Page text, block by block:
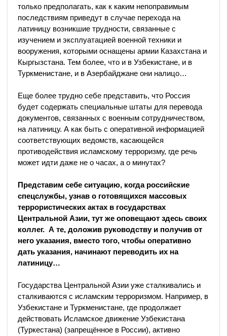
только предполагать, как к каким непоправимым
последствиям приведут в случае перехода на
латиницу возникшие трудности, связанные с
изучением и эксплуатацией военной техники и
вооружения, которыми оснащены армии Казахстана и
Кыргызстана. Тем более, что и в Узбекистане, и в
Туркменистане, и в Азербайджане они налицо…
Еще более трудно себе представить, что Россия
будет содержать специальные штаты для перевода
документов, связанных с военным сотрудничеством,
на латиницу. А как быть с оперативной информацией
соответствующих ведомств, касающейся
противодействия исламскому терроризму, где речь
может идти даже не о часах, а о минутах?
Представим себе ситуацию, когда российские
спецслужбы, узнав о готовящихся массовых
террористических актах в государствах
Центральной Азии, тут же оповещают здесь своих
коллег. А те, доложив руководству и получив от
него указания, вместо того, чтобы оперативно
дать указания, начинают переводить их на
латиницу…
Государства Центральной Азии уже сталкивались и
сталкиваются с исламским терроризмом. Например, в
Узбекистане и Туркменистане, где продолжает
действовать Исламское движение Узбекистана
(Туркестана) (запрещённое в России), активно